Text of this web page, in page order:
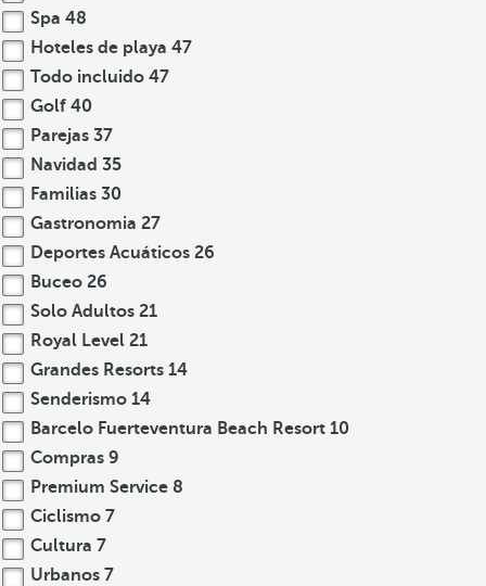
Spa 48
Hoteles de playa 47
Todo incluido 47
Golf 40
Parejas 37
Navidad 35
Familias 30
Gastronomia 27
Deportes Acuáticos 26
Buceo 26
Solo Adultos 21
Royal Level 21
Grandes Resorts 14
Senderismo 14
Barcelo Fuerteventura Beach Resort 10
Compras 9
Premium Service 8
Ciclismo 7
Cultura 7
Urbanos 7